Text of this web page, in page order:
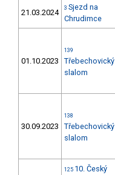
21.03.2024 3 Sjezd na
Chrudimce
01.10.2023
139
Třebechovický
slalom
30.09.2023
138
Třebechovický
slalom
125 10. Český